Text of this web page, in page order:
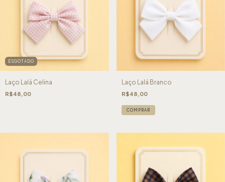
ESGOTADO
Laço Lalá Celina
R$48,00
Laço Lalá Branco
R$48,00
COMPRAR